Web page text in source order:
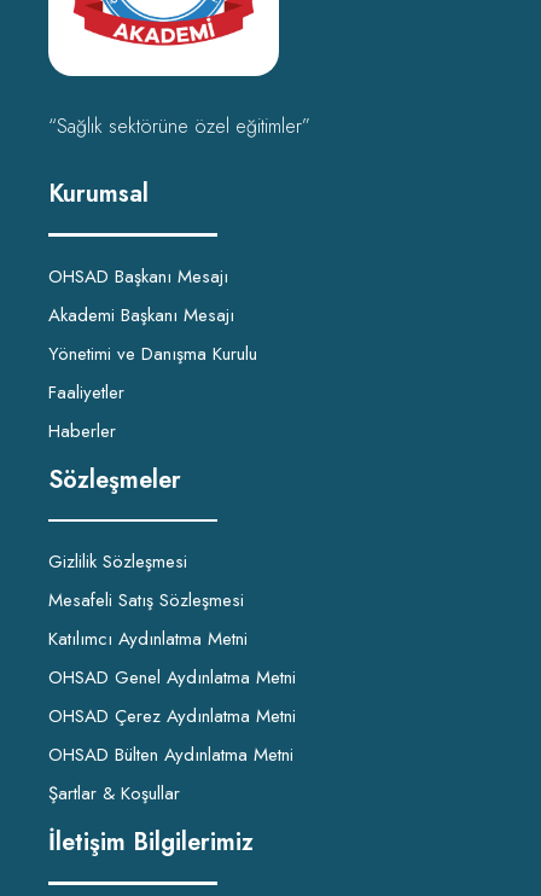
“Sağlık sektörüne özel eğitimler”
Kurumsal
OHSAD Başkanı Mesajı
Akademi Başkanı Mesajı
Yönetimi ve Danışma Kurulu
Faaliyetler
Haberler
Sözleşmeler
Gizlilik Sözleşmesi
Mesafeli Satış Sözleşmesi
Katılımcı Aydınlatma Metni
OHSAD Genel Aydınlatma Metni
OHSAD Çerez Aydınlatma Metni
OHSAD Bülten Aydınlatma Metni
Şartlar & Koşullar
İletişim Bilgilerimiz